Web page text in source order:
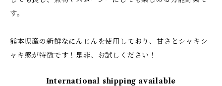
す。
熊本県産の新鮮なにんじんを使用しており、甘さとシャキシ
ャキ感が特徴です！是非、お試しください！
International shipping available